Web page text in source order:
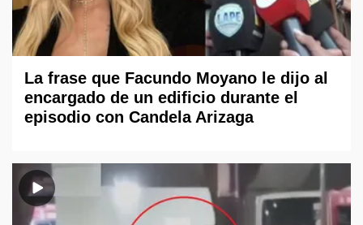
La frase que Facundo Moyano le dijo al
encargado de un edificio durante el
episodio con Candela Arizaga